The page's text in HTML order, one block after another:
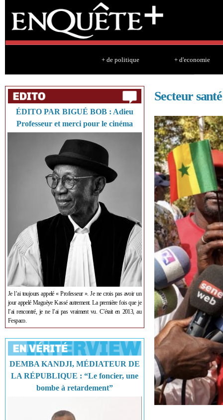
+ de politique + d'economie
ÉDITO PAR BIGUÉ BOB : Adieu
Professeur et merci pour le cinéma
Je l’ai toujours appelé « Professeur ». Je ne crois pas avoir un
jour appelé Maguèye Kassé autrement. La première fois que je
l’ai rencontré, je ne l’ai pas vraiment vu. C’était en 2013, au
Fespaco.
DEMBA KANDJI, MÉDIATEUR DE
LA RÉPUBLIQUE : “Le foncier, une
bombe à retardement”
Secteur santé